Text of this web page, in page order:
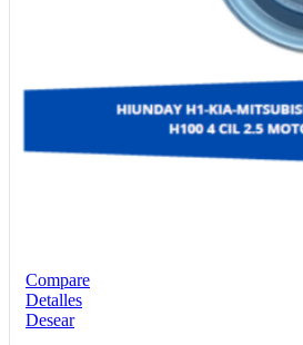
Compare
Detalles
Desear